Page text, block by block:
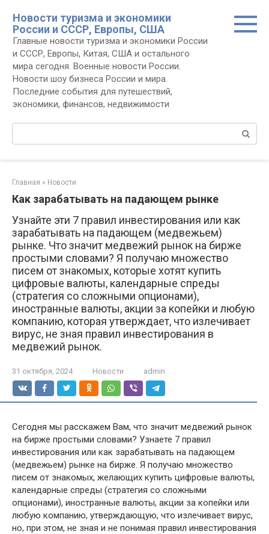
контенту
Новости туризма и экономики
России и СССР, Европы, США
Главные новости туризма и экономики России
и СССР, Европы, Китая, США и остального
мира сегодня. Военные новости России.
Новости шоу бизнеса России и мира.
Последние события для путешествий,
экономики, финансов, недвижимости
Поиск:
Главная » Новости
Как зарабатывать на падающем рынке
Узнайте эти 7 правил инвестирования или как
зарабатывать на падающем (медвежьем)
рынке. Что значит медвежий рынок на бирже
простыми словами? Я получаю множество
писем от знакомых, которые хотят купить
цифровые валюты, календарные спреды
(стратегия со сложными опционами),
иностранные валюты, акции за копейки и любую
компанию, которая утверждает, что излечивает
вирус, не зная правил инвестирования в
медвежий рынок.
31 октября, 2024 Новости admin
Сегодня мы расскажем Вам, что значит медвежий рынок
на бирже простыми словами? Узнаете 7 правил
инвестирования или как зарабатывать на падающем
(медвежьем) рынке на бирже. Я получаю множество
писем от знакомых, желающих купить цифровые валюты,
календарные спреды (стратегия со сложными
опционами), иностранные валюты, акции за копейки или
любую компанию, утверждающую, что излечивает вирус,
но, при этом, не зная и не понимая правил инвестирования